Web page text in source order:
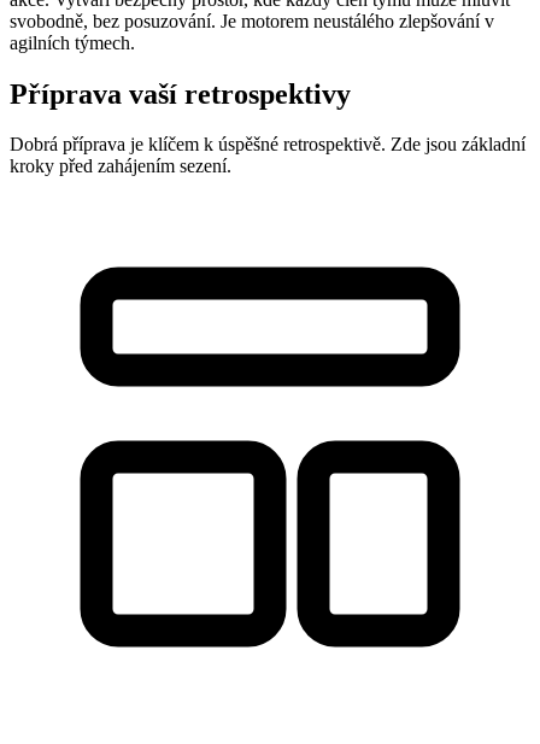
svobodně, bez posuzování. Je motorem neustálého zlepšování v
agilních týmech.
Příprava vaší retrospektivy
Dobrá příprava je klíčem k úspěšné retrospektivě. Zde jsou základní
kroky před zahájením sezení.